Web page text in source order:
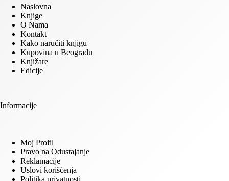
Naslovna
Knjige
O Nama
Kontakt
Kako naručiti knjigu
Kupovina u Beogradu
Knjižare
Edicije
Informacije
Moj Profil
Pravo na Odustajanje
Reklamacije
Uslovi korišćenja
Politika privatnosti